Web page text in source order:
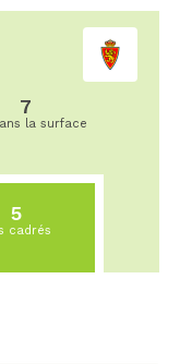
7
la surface
5
cadrés